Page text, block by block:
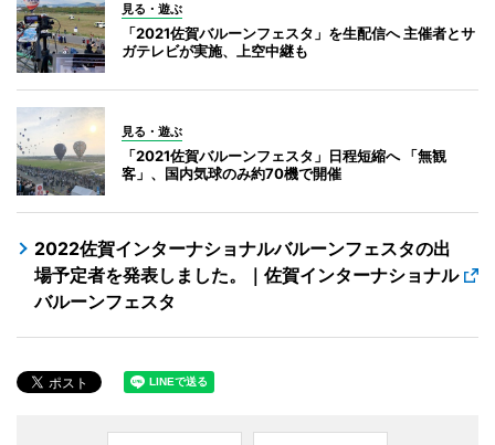
見る・遊ぶ
「2021佐賀バルーンフェスタ」を生配信へ 主催者とサ
ガテレビが実施、上空中継も
見る・遊ぶ
「2021佐賀バルーンフェスタ」日程短縮へ 「無観
客」、国内気球のみ約70機で開催
2022佐賀インターナショナルバルーンフェスタの出
場予定者を発表しました。｜佐賀インターナショナル
バルーンフェスタ